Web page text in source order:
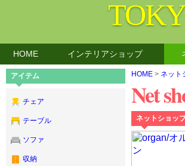
HOME インテリアショップ
アイテム
チェア
テーブル
ソファ
収納
HOME > ネット
Net
ネットショッ